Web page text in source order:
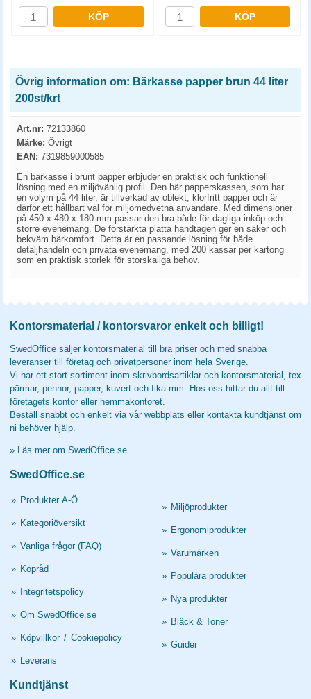
KÖP KÖP
Övrig information om: Bärkasse papper brun 44 liter
200st/krt
Art.nr: 72133860
Märke: Övrigt
EAN: 7319859000585
En bärkasse i brunt papper erbjuder en praktisk och funktionell
lösning med en miljövänlig profil. Den här papperskassen, som har
en volym på 44 liter, är tillverkad av oblekt, klorfritt papper och är
därför ett hållbart val för miljömedvetna användare. Med dimensioner
på 450 x 480 x 180 mm passar den bra både för dagliga inköp och
större evenemang. De förstärkta platta handtagen ger en säker och
bekväm bärkomfort. Detta är en passande lösning för både
detaljhandeln och privata evenemang, med 200 kassar per kartong
som en praktisk storlek för storskaliga behov.
Kontorsmaterial / kontorsvaror enkelt och billigt!
SwedOffice säljer kontorsmaterial till bra priser och med snabba
leveranser till företag och privatpersoner inom hela Sverige.
Vi har ett stort sortiment inom skrivbordsartiklar och kontorsmaterial, tex
pärmar, pennor, papper, kuvert och fika mm. Hos oss hittar du allt till
företagets kontor eller hemmakontoret.
Beställ snabbt och enkelt via vår webbplats eller kontakta kundtjänst om
ni behöver hjälp.
» Läs mer om SwedOffice.se
SwedOffice.se
» Produkter A-Ö
» Kategoriöversikt
» Vanliga frågor (FAQ)
» Köpråd
» Integritetspolicy
» Om SwedOffice.se
» Köpvillkor / Cookiepolicy
» Leverans
» Miljöprodukter
» Ergonomiprodukter
» Varumärken
» Populära produkter
» Nya produkter
» Bläck & Toner
» Guider
Kundtjänst